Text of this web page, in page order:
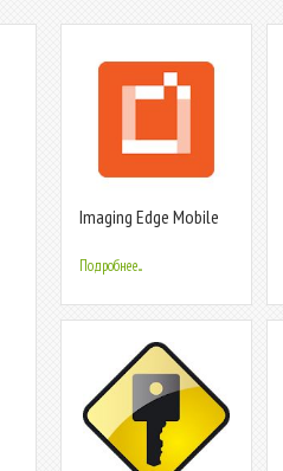
Imaging Edge Mobile
Подробнее...